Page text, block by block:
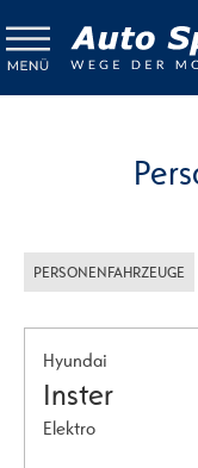
PERSONENFAHRZEUGE
Hyundai
Inster
Elektro